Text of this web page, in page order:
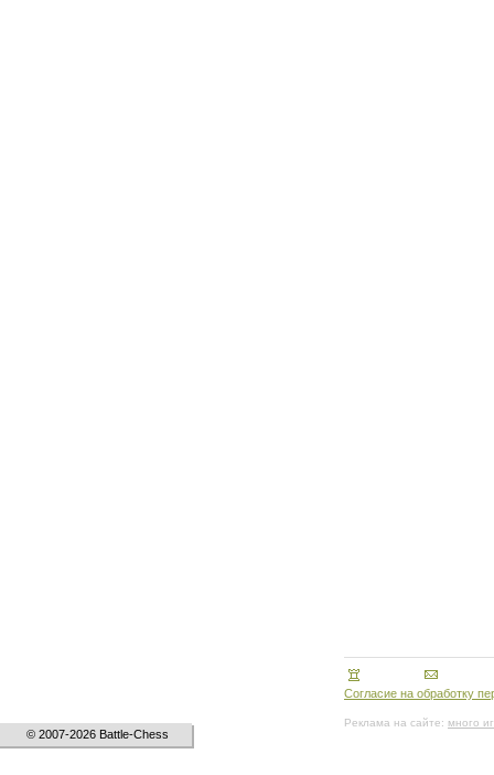
© 2007-2026 Battle-Chess
Согласие на обработку
Реклама на сайте: много